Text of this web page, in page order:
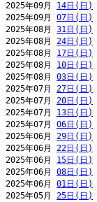
2025年09月 14日(日)
2025年09月 07日(日)
2025年08月 31日(日)
2025年08月 24日(日)
2025年08月 17日(日)
2025年08月 10日(日)
2025年08月 03日(日)
2025年07月 27日(日)
2025年07月 20日(日)
2025年07月 13日(日)
2025年07月 06日(日)
2025年06月 29日(日)
2025年06月 22日(日)
2025年06月 15日(日)
2025年06月 08日(日)
2025年06月 01日(日)
2025年05月 25日(日)